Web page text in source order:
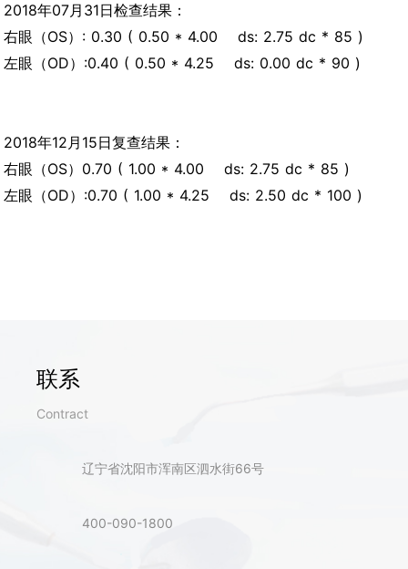
2018年07月31日检查结果：
右眼（OS）: 0.30 ( 0.50 * 4.00 ds: 2.75 dc * 85 )
左眼（OD）:0.40 ( 0.50 * 4.25 ds: 0.00 dc * 90 )
2018年12月15日复查结果：
右眼（OS）0.70 ( 1.00 * 4.00 ds: 2.75 dc * 85 )
左眼（OD）:0.70 ( 1.00 * 4.25 ds: 2.50 dc * 100 )
联系
Contract
辽宁省沈阳市浑南区泗水街66号
400-090-1800